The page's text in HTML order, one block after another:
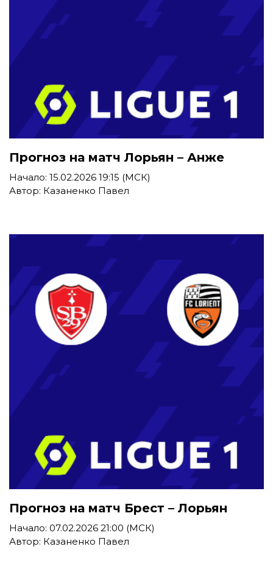
Прогноз на матч Лорьян – Анже
Начало: 15.02.2026 19:15 (МСК)
Автор: Казаненко Павел
Прогноз на матч Брест – Лорьян
Начало: 07.02.2026 21:00 (МСК)
Автор: Казаненко Павел